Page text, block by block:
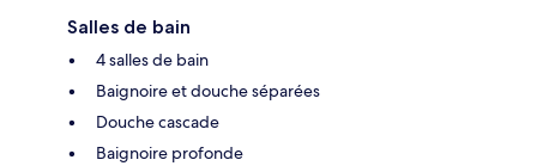
Salles de bain
4 salles de bain
Baignoire et douche séparées
Douche cascade
Baignoire profonde